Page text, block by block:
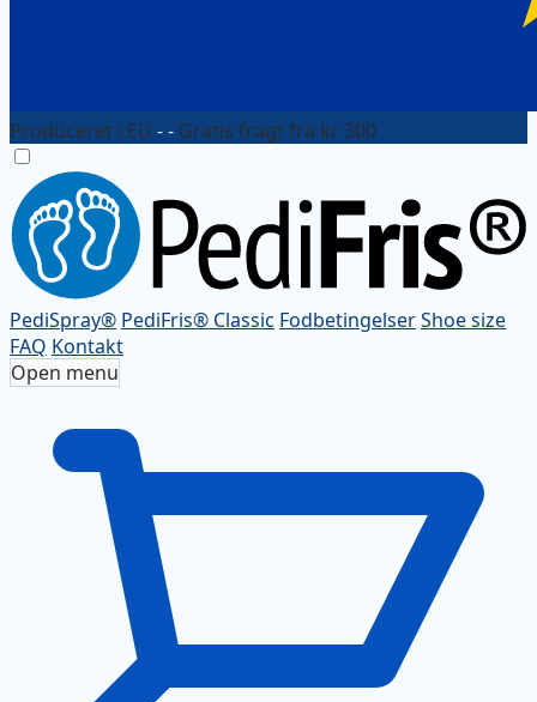
Produceret i EU - - Gratis fragt fra kr 300
PediSpray® PediFris® Classic FodbetingelserShoe size
FAQ Kontakt
Open menu